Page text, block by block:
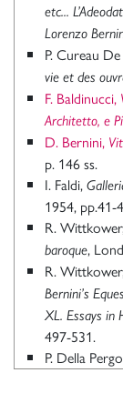
etc...
Lorenzo
P. Cureau
vie et des
F. Baldinucci,
Architetto, e
D. Bernini,
p. 146 ss.
I. Faldi,
1954, pp.41-
R. Wittkower,
baroque,
R. Wittkower,
Bernini’s
XL. Essays in
497-531.
P. Della